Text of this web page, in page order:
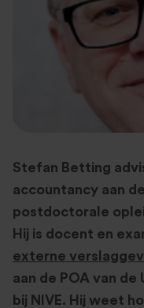
Stefan Betting
accountancy aan
postdoctorale
Hij is docent en
externe
aan de POA van
bij NIVE. Hij weet